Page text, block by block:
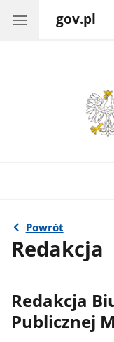
gov.pl
Powrót
Redakcja
Redakcja
Publicznej